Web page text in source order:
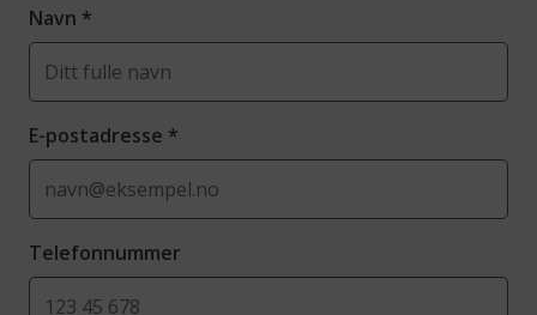
Navn *
E-postadresse *
Telefonnummer